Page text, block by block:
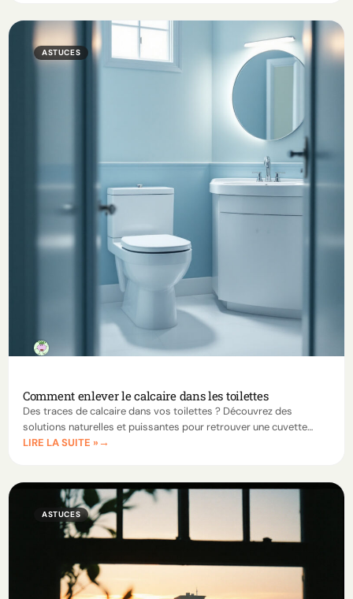
ASTUCES
Comment enlever le calcaire dans les toilettes
Des traces de calcaire dans vos toilettes ? Découvrez des
solutions naturelles et puissantes pour retrouver une cuvette
impeccable, sans produits chimiques agressifs.
LIRE LA SUITE »
ASTUCES